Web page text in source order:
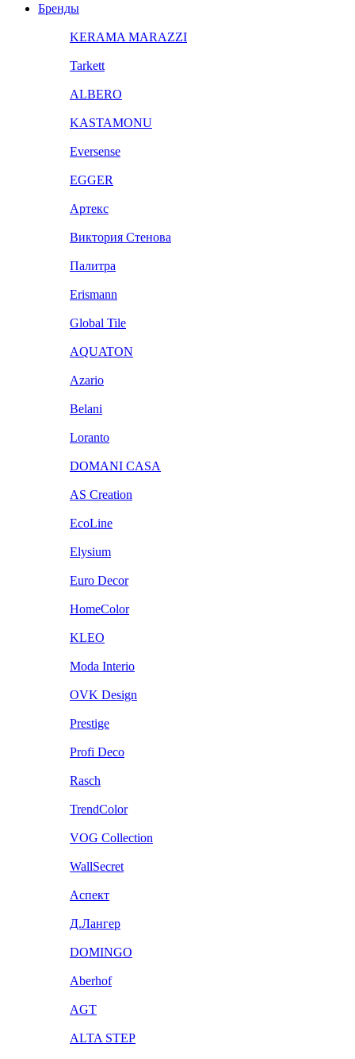
Бренды
KERAMA MARAZZI
Tarkett
ALBERO
KASTAMONU
Eversense
EGGER
Артекс
Виктория Стенова
Палитра
Erismann
Global Tile
AQUATON
Azario
Belani
Loranto
DOMANI CASA
AS Creation
EcoLine
Elysium
Euro Decor
HomeColor
KLEO
Moda Interio
OVK Design
Prestige
Profi Deco
Rasch
TrendColor
VOG Collection
WallSecret
Аспект
Д.Лангер
DOMINGO
Aberhof
AGT
ALTA STEP